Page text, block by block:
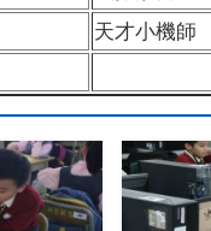
天才小機師